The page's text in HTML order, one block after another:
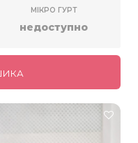
МІКРО ГУРТ
недоступно